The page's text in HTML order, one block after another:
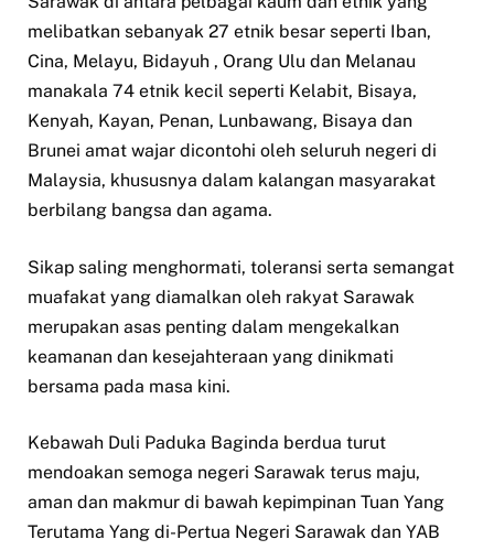
melibatkan sebanyak 27 etnik besar seperti Iban,
Cina, Melayu, Bidayuh , Orang Ulu dan Melanau
manakala 74 etnik kecil seperti Kelabit, Bisaya,
Kenyah, Kayan, Penan, Lunbawang, Bisaya dan
Brunei amat wajar dicontohi oleh seluruh negeri di
Malaysia, khususnya dalam kalangan masyarakat
berbilang bangsa dan agama.
Sikap saling menghormati, toleransi serta semangat
muafakat yang diamalkan oleh rakyat Sarawak
merupakan asas penting dalam mengekalkan
keamanan dan kesejahteraan yang dinikmati
bersama pada masa kini.
Kebawah Duli Paduka Baginda berdua turut
mendoakan semoga negeri Sarawak terus maju,
aman dan makmur di bawah kepimpinan Tuan Yang
Terutama Yang di-Pertua Negeri Sarawak dan YAB